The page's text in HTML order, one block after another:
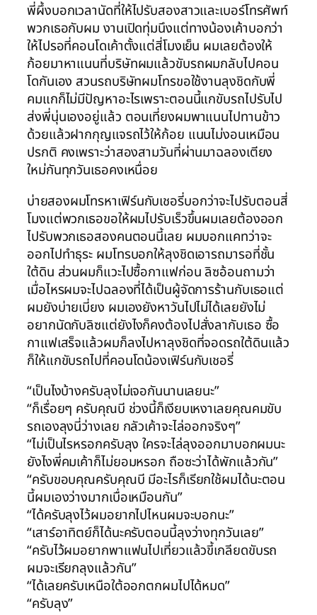
พี่ผึ้งบอกเวลานัดที่ให้ไปรับสองสาวและเบอร์โทรศัพท์
พวกเธอกับผม งานเปิดทุ่มนึงแต่ทางน้องเค้าบอกว่า
ให้ไปรอที่คอนโดเค้าตั้งแต่สี่โมงเย็น ผมเลยต้องให้
ก้อยมาหาแนนที่บริษัทผมแล้วขับรถผมกลับไปคอน
โดกันเอง สวนรถบริษัทผมโทรขอใช้งานลุงชิดกับพี่
คมแกก็ไม่มีปัญหาอะไรเพราะตอนนี้แกขับรถไปรับไป
ส่งพี่นุ่นเองอยู่แล้ว ตอนเที่ยงผมพาแนนไปทานข้าว
ด้วยแล้วฝากกุญแจรถไว้ให้ก้อย แนนไม่งอนเหมือน
ปรกติ คงเพราะว่าสองสามวันที่ผ่านมาฉลองเตียง
ใหม่กันทุกวันเธอคงเหนื่อย
บ่ายสองผมโทรหาเฟิร์นกับเชอรี่บอกว่าจะไปรับตอนสี่
โมงแต่พวกเธอขอให้ผมไปรับเร็วขึ้นผมเลยต้องออก
ไปรับพวกเธอสองคนตอนนี้เลย ผมบอกแคทว่าจะ
ออกไปทำธุระ ผมโทรบอกให้ลุงชิดเอารถมารอที่ชั้น
ใต้ดิน ส่วนผมก็แวะไปซื้อกาแฟก่อน ลิซอ้อนถามว่า
เมื่อไหรผมจะไปฉลองที่ได้เป็นผู้จัดการร้านกับเธอแต่
ผมยังบ่ายเบี่ยง ผมเองยังหาวันไปไม่ได้เลยยังไม่
อยากนัดกับลิซแต่ยังไงก็คงต้องไปสั่งลากับเธอ ซื้อ
กาแฟเสร็จแล้วผมก็ลงไปหาลุงชิดที่จอดรถใต้ดินแล้ว
ก็ให้แกขับรถไปที่คอนโดน้องเฟิร์นกับเชอรี่
“เป็นไงบ้างครับลุงไม่เจอกันนานเลยนะ”
“ก็เรื่อยๆ ครับคุณบี ช่วงนี้ก็เงียบเหงาเลยคุณคมขับ
รถเองลุงนี่ว่างเลย กลัวเค้าจะไล่ออกจริงๆ”
“ไม่เป็นไรหรอกครับลุง ใครจะไล่ลุงออกมาบอกผมนะ
ยังไงพี่คมเค้าก็ไม่ยอมหรอก ถือซะว่าได้พักแล้วกัน”
“ครับขอบคุณครับคุณบี มีอะไรก็เรียกใช้ผมได้นะตอน
นี้ผมเองว่างมากเบื่อเหมือนกัน”
“ได้ครับลุงไว้ผมอยากไปไหนผมจะบอกนะ”
“เสาร์อาทิตย์ก็ได้นะครับตอนนี้ลุงว่างทุกวันเลย”
“ครับไว้ผมอยากพาแฟนไปเที่ยวแล้วขี้เกลียดขับรถ
ผมจะเรียกลุงแล้วกัน”
“ได้เลยครับเหนือใต้ออกตกผมไปได้หมด”
“ครับลุง”